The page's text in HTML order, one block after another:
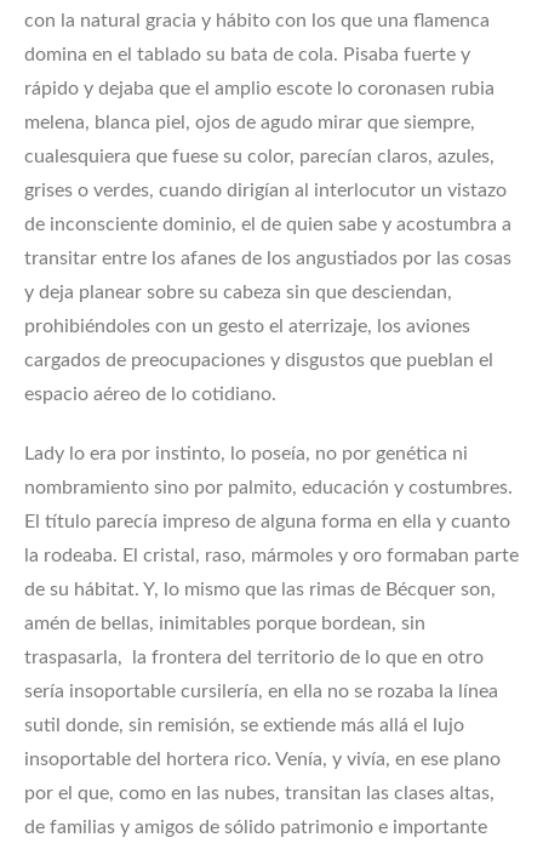
con la natural gracia y hábito con los que una flamenca
domina en el tablado su bata de cola. Pisaba fuerte y
rápido y dejaba que el amplio escote lo coronasen rubia
melena, blanca piel, ojos de agudo mirar que siempre,
cualesquiera que fuese su color, parecían claros, azules,
grises o verdes, cuando dirigían al interlocutor un vistazo
de inconsciente dominio, el de quien sabe y acostumbra a
transitar entre los afanes de los angustiados por las cosas
y deja planear sobre su cabeza sin que desciendan,
prohibiéndoles con un gesto el aterrizaje, los aviones
cargados de preocupaciones y disgustos que pueblan el
espacio aéreo de lo cotidiano.
Lady lo era por instinto, lo poseía, no por genética ni
nombramiento sino por palmito, educación y costumbres.
El título parecía impreso de alguna forma en ella y cuanto
la rodeaba. El cristal, raso, mármoles y oro formaban parte
de su hábitat. Y, lo mismo que las rimas de Bécquer son,
amén de bellas, inimitables porque bordean, sin
traspasarla, la frontera del territorio de lo que en otro
sería insoportable cursilería, en ella no se rozaba la línea
sutil donde, sin remisión, se extiende más allá el lujo
insoportable del hortera rico. Venía, y vivía, en ese plano
por el que, como en las nubes, transitan las clases altas,
de familias y amigos de sólido patrimonio e importante